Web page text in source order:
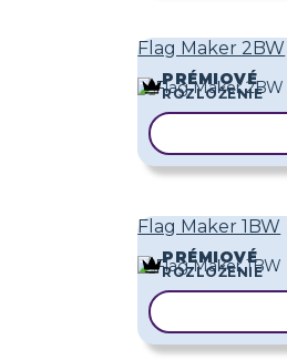
Flag Maker 2BW
PRÉMIOVÉ
ROZLOŽENIE
Flag Maker 1BW
PRÉMIOVÉ
ROZLOŽENIE